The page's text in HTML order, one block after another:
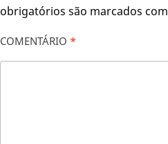
obrigatórios são marcados com
COMENTÁRIO *